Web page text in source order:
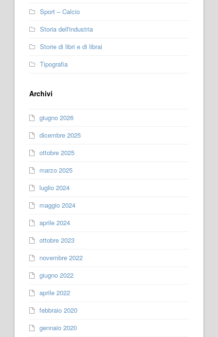
Sport – Calcio
Storia dell'industria
Storie di libri e di librai
Tipografia
Archivi
giugno 2026
dicembre 2025
ottobre 2025
marzo 2025
luglio 2024
maggio 2024
aprile 2024
ottobre 2023
novembre 2022
giugno 2022
aprile 2022
febbraio 2020
gennaio 2020